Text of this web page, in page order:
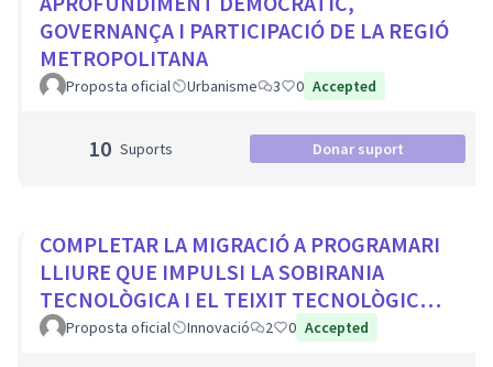
GOVERNANÇA I PARTICIPACIÓ DE LA REGIÓ
METROPOLITANA
Proposta oficial Urbanisme 3 0 Accepted
10 Suports Donar suport
COMPLETAR LA MIGRACIÓ A PROGRAMARI
LLIURE QUE IMPULSI LA SOBIRANIA
TECNOLÒGICA I EL TEIXIT TECNOLÒGIC
LOCAL
Proposta oficial Innovació 2 0 Accepted